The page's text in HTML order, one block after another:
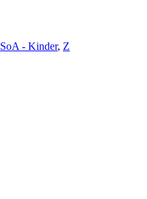
SoA - Kinder, Z